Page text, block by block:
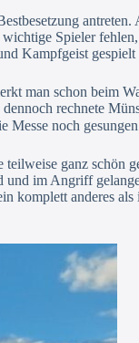
Spieler
Kampfgeist gespielt
man schon beim
rechnete
Messe noch
ganz schön
im Angriff
komplett anderes